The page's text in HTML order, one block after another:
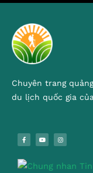
Chuyên trang
du lịch quốc gia